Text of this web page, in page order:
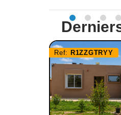
Ref: R1ZZGTRYY